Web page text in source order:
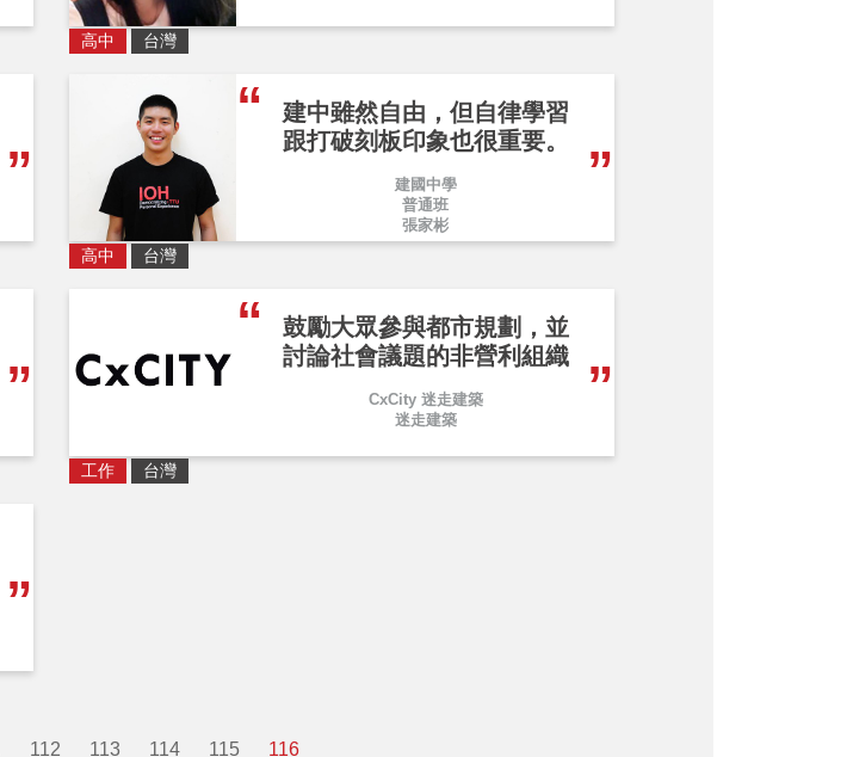
高中 台灣
建中雖然自由，但自律學習
跟打破刻板印象也很重要。
建國中學
普通班
張家彬
高中 台灣
鼓勵大眾參與都市規劃，並
討論社會議題的非營利組織
CxCity 迷走建築
迷走建築
工作 台灣
112 113 114 115 116